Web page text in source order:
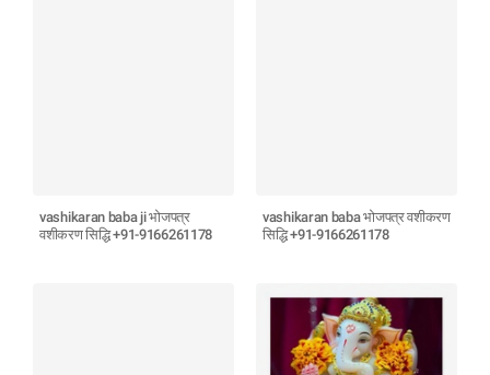
vashikaran baba ji भोजपत्र
वशीकरण सिद्धि +91-9166261178
vashikaran baba भोजपत्र वशीकरण
सिद्धि +91-9166261178